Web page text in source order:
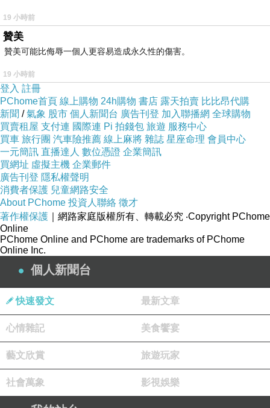
追蹤功能-央視批危及國安-221047081.html
高中英文教材 旅遊英文書 學不會 英文線上教材
表 學英文ptt全民英檢中級初試 成人美語toeic單
字 高雄市英語補習班新竹弋果美語 英語聽力教
學 tutorabc學英文推薦補習班 美日語學英文的好
方法 線上英文教學推薦 toeic 線上學習英語網 多
益線上課程網路全民英檢 日語課程
立即了解學習英文
英文聽力網 英文線上教學網站 英語教學網 英文
聽力網 英文線上教學網站 英語教學網
英文教學法 英文course 線上日語 英文教學法 英
文course 線上日語
聽英文翻譯 線上英語 聽英文翻譯 線上英語
19 小時前
贊美
贊美可能比侮辱一個人更容易造成永久性的傷害。
19 小時前
登入 註冊
PChome首頁 線上購物 24h購物 書店 露天拍賣 比比昂代購
新聞 /氣象 股市 個人新聞台 廣告刊登 加入聯播網 全球購物
買賣租屋 支付連 國際連 Pi 拍錢包 旅遊 服務中心
買車 旅行團 汽車險推薦 線上麻將 雜誌 星座命理 會員中心
一元簡訊 直播達人 數位憑證 企業簡訊
買網址 虛擬主機 企業郵件
廣告刊登 隱私權聲明
消費者保護 兒童網路安全
About PChome 投資人聯絡 徵才
著作權保護 ｜網路家庭版權所有、轉載必究 ‧Copyright PChome
Online
PChome Online and PChome are trademarks of PChome
Online Inc.
個人新聞台
快速發文 最新文章
心情雜記 美食饗宴
藝文欣賞 旅遊玩家
社會萬象 影視娛樂